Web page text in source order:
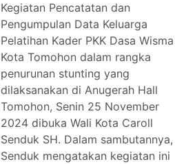
Kegiatan Pencatatan dan
Pengumpulan Data Keluarga
Pelatihan Kader PKK Dasa Wisma
Kota Tomohon dalam rangka
penurunan stunting yang
dilaksanakan di Anugerah Hall
Tomohon, Senin 25 November
2024 dibuka Wali Kota Caroll
Senduk SH. Dalam sambutannya,
Senduk mengatakan kegiatan ini